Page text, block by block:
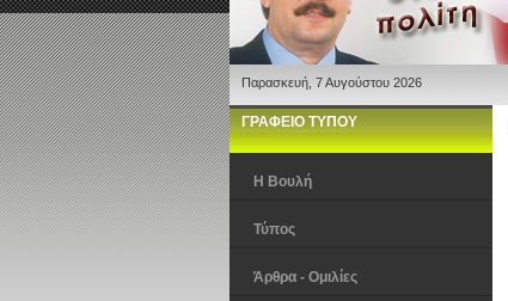
Παρασκευή, 7 Αυγούστου 2026
ΓΡΑΦΕΙΟ ΤΥΠΟΥ
Η Βουλή
Τύπος
Άρθρα - Ομιλίες